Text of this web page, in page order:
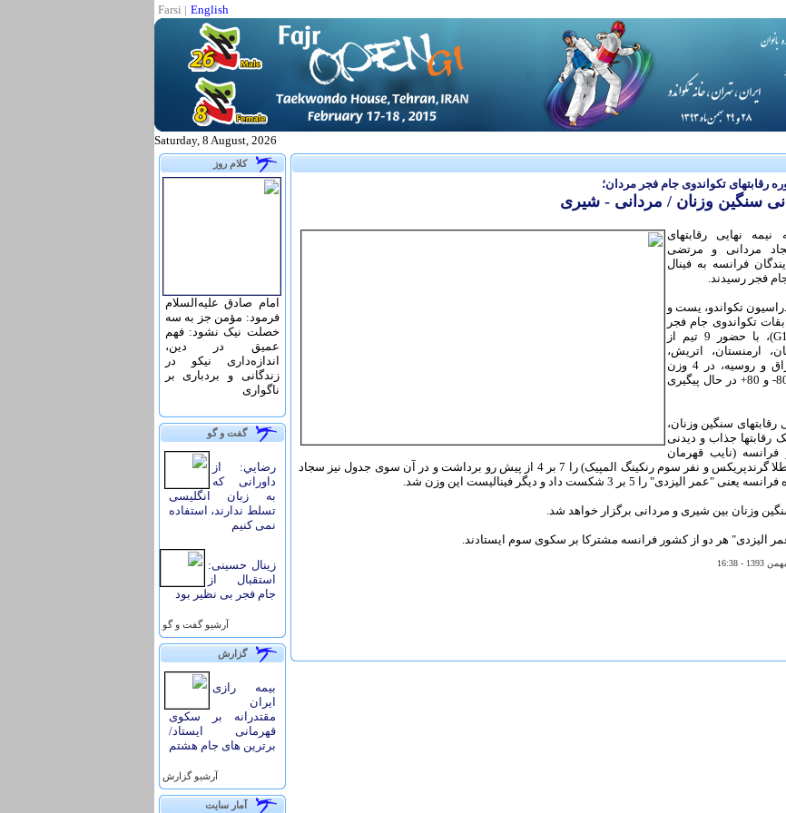
Farsi | English
Saturday, 8 August, 2026
کلام روز
امام صادق علیه‌السلام
فرمود: مؤمن جز به سه
خصلت نیک نشود: فهم
عمیق در دین،
اندازه‌دارى نیکو در
زندگانى و بردبارى بر
ناگوارى
گفت و گو
رضايي: از
داورانی که
به زبان انگلیسی
تسلط ندارند، استفاده
نمی کنیم
زینال حسینی:
استقبال از
جام فجر بی نظیر بود
آرشيو گفت و گو
گزارش
بیمه رازی
ایران
مقتدرانه بر سکوی
قهرمانی ایستاد/
برترین های جام هشتم
آرشيو گزارش
آمار سايت
تکواندوی جام فجر مردان؛
سنگین وزنان / مردانی - شیری
نیمه نهایی رقابتهای
مردانی و مرتضی
فرانسه به فینال
فجر رسیدند.
تکواندو، یست و
تکواندوی جام فجر
در بخش مردان (G1)، با حضور 9 تیم از
ارمنستان، اتریش،
فرانسه، ایران، عراق و روسیه، در 4 وزن
المپیکی 58-، 68-، 80- و 80+ در حال پیگیری
رقابتهای سنگین وزنان،
جذاب و دیدنی
فرانسه (نایب قهرمان
اروپا، دارنده مدال طلا گرندپریکس و نفر سوم رنکینگ المپیک) را 7 بر 4 از پیش رو برداشت و در آن سوی جدول نیز سجاد
الیزدی" را 5 بر 3 شکست داد و دیگر فینالیست این وزن شد.
وزنان بین شیری و مردانی برگزار خواهد شد.
عمر الیزدی" هر دو از کشور فرانسه مشترکا بر سکوی سوم ایستادند.